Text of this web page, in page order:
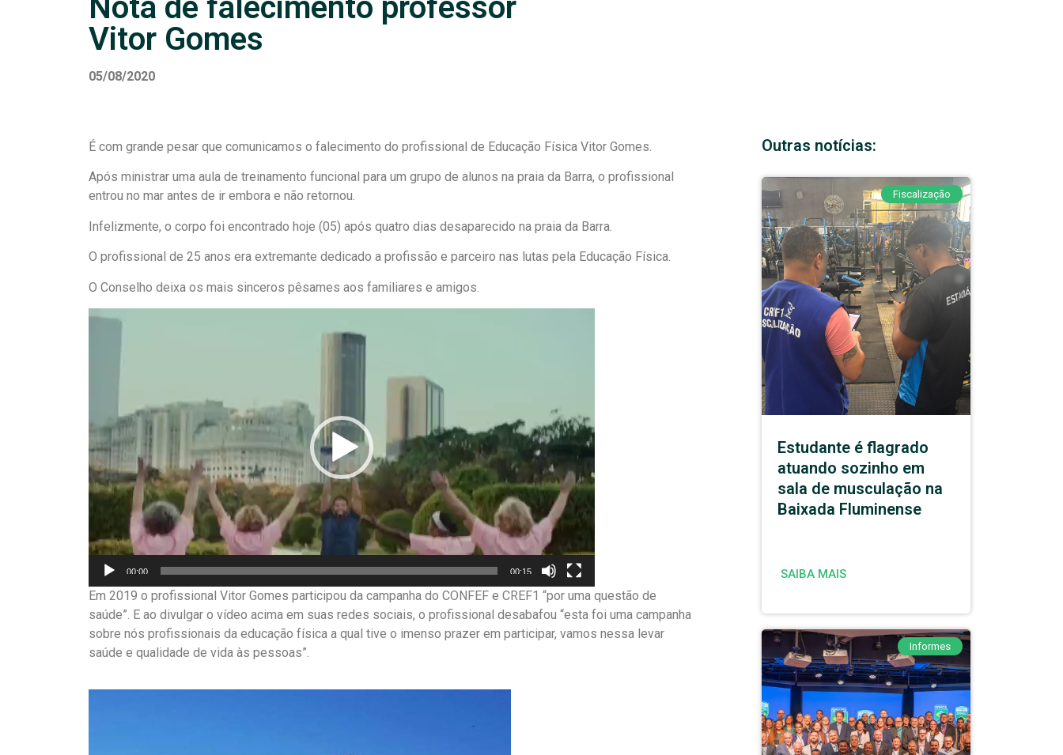
Nota de falecimento professor
Vitor Gomes
05/08/2020
É com grande pesar que comunicamos o falecimento do profissional de Educação Física Vitor Gomes.
Após ministrar uma aula de treinamento funcional para um grupo de alunos na praia da Barra, o profissional
entrou no mar antes de ir embora e não retornou.
Infelizmente, o corpo foi encontrado hoje (05) após quatro dias desaparecido na praia da Barra.
O profissional de 25 anos era extremante dedicado a profissão e parceiro nas lutas pela Educação Física.
O Conselho deixa os mais sinceros pêsames aos familiares e amigos.
Tocador
00:00 00:15
Em 2019 o profissional Vitor Gomes participou da campanha do CONFEF e CREF1 “por uma questão de
saúde”. E ao divulgar o vídeo acima em suas redes sociais, o profissional desabafou “esta foi uma campanha
sobre nós profissionais da educação física a qual tive o imenso prazer em participar, vamos nessa levar
saúde e qualidade de vida às pessoas”.
Outras notícias:
Fiscalização
Estudante é flagrado
atuando sozinho em
sala de musculação na
Baixada Fluminense
SAIBA MAIS
Informes